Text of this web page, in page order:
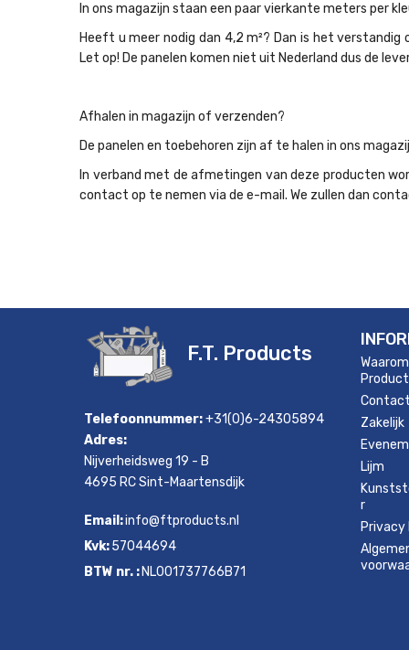
In ons magazijn staan een paar vierkante meters per
Heeft u meer nodig dan 4,2 m²? Dan is het
Let op! De panelen komen niet uit Nederland dus de
Afhalen in magazijn of verzenden?
De panelen en toebehoren zijn af te halen in ons
In verband met de afmetingen van deze producten
contact op te nemen via de e-mail. We zullen dan
F.T. Products
Telefoonnummer:+31(0)6-24305894
Adres:
Nijverheidsweg 19 - B
4695 RC Sint-Maartensdijk
Email:info@ftproducts.nl
Kvk:57044694
BTW nr. : NL001737766B71
Contact
Zakelijk
Lijm
r
Privacy